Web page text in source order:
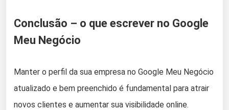
Conclusão – o que escrever no Google
Meu Negócio
Manter o perfil da sua empresa no Google Meu Negócio
atualizado e bem preenchido é fundamental para atrair
novos clientes e aumentar sua visibilidade online.